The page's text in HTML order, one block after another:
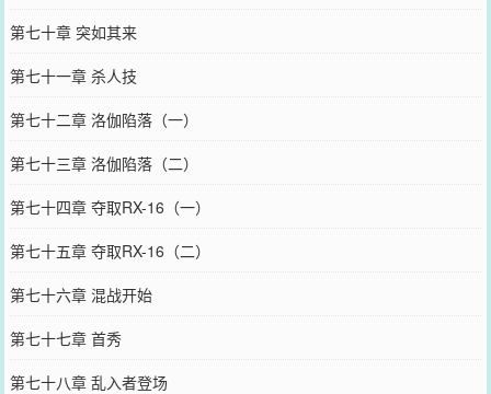
第七十章 突如其来
第七十一章 杀人技
第七十二章 洛伽陷落（一）
第七十三章 洛伽陷落（二）
第七十四章 夺取RX-16（一）
第七十五章 夺取RX-16（二）
第七十六章 混战开始
第七十七章 首秀
第七十八章 乱入者登场